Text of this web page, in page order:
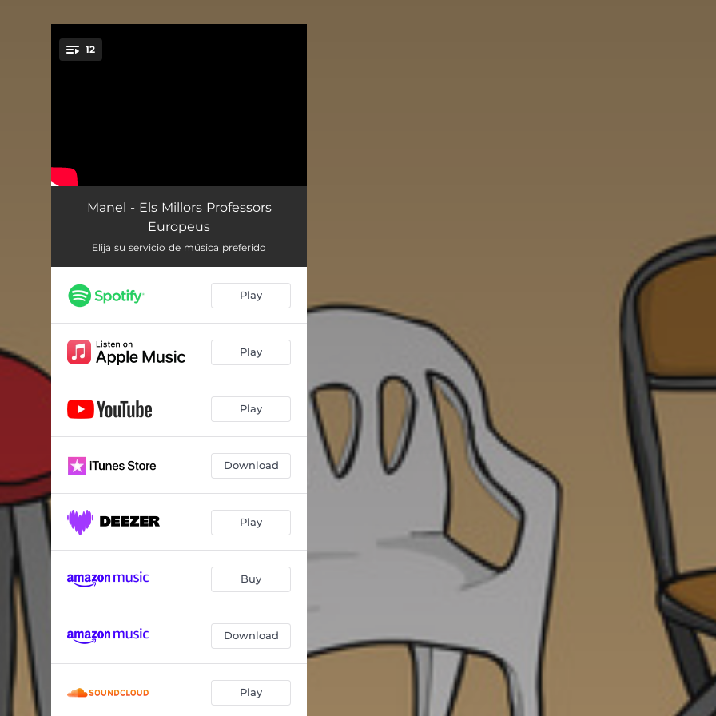
You're all set!
12
En la que el Bernat se't troba
Avís per a navegants
Ai, Dolors 03:13
Pla quinquennal 02:54
Captatio benevolentiae 04:17
03:27
Els guapos són els raros 03:36
Ceràmiques Guzmán
Corrandes de la parella estable 07:12
Manel - Els Millors Professors
Europeus
Elija su servicio de música preferido
Play
Play
Play
Download
Play
Buy
Download
Play